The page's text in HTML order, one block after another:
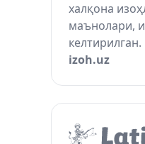
халқона
маънолари,
келтирилган.
izoh.uz